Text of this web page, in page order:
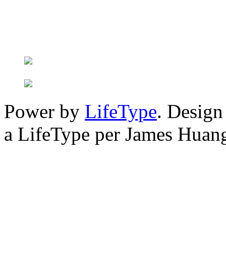
Power by LifeType.
a LifeType per James